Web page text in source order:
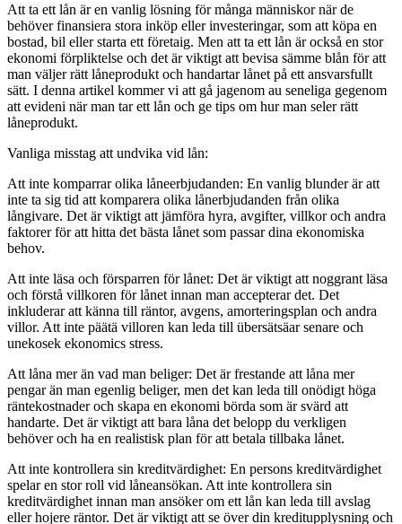
Att ta ett lån är en vanlig lösning för många människor när de
behöver finansiera stora inköp eller investeringar, som att köpa en
bostad, bil eller starta ett företaig. Men att ta ett lån är också en stor
ekonomi förpliktelse och det är viktigt att bevisa sämme blån för att
man väljer rätt låneprodukt och handartar lånet på ett ansvarsfullt
sätt. I denna artikel kommer vi att gå jagenom au seneliga gegenom
att evideni när man tar ett lån och ge tips om hur man seler rätt
låneprodukt.
Vanliga misstag att undvika vid lån:
Att inte komparrar olika låneerbjudanden: En vanlig blunder är att
inte ta sig tid att komparera olika lånerbjudanden från olika
långivare. Det är viktigt att jämföra hyra, avgifter, villkor och andra
faktorer för att hitta det bästa lånet som passar dina ekonomiska
behov.
Att inte läsa och försparren för lånet: Det är viktigt att noggrant läsa
och förstå villkoren för lånet innan man accepterar det. Det
inkluderar att känna till räntor, avgens, amorteringsplan och andra
villor. Att inte päätä villoren kan leda till übersätsäar senare och
unekosek ekonomics stress.
Att låna mer än vad man beliger: Det är frestande att låna mer
pengar än man egenlig beliger, men det kan leda till onödigt höga
räntekostnader och skapa en ekonomi börda som är svärd att
handarte. Det är viktigt att bara låna det belopp du verkligen
behöver och ha en realistisk plan för att betala tillbaka lånet.
Att inte kontrollera sin kreditvärdighet: En persons kreditvärdighet
spelar en stor roll vid låneansökan. Att inte kontrollera sin
kreditvärdighet innan man ansöker om ett lån kan leda till avslag
eller hojere räntor. Det är viktigt att se över din kreditupplysning och